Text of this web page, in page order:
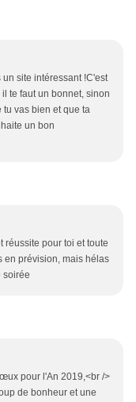
site intéressant !C'est
te faut un bonnet, sinon
tu vas bien et que ta
un bon
réussite pour toi et toute
en prévision, mais hélas
soirée
pour l'An 2019,<br />
de bonheur et une